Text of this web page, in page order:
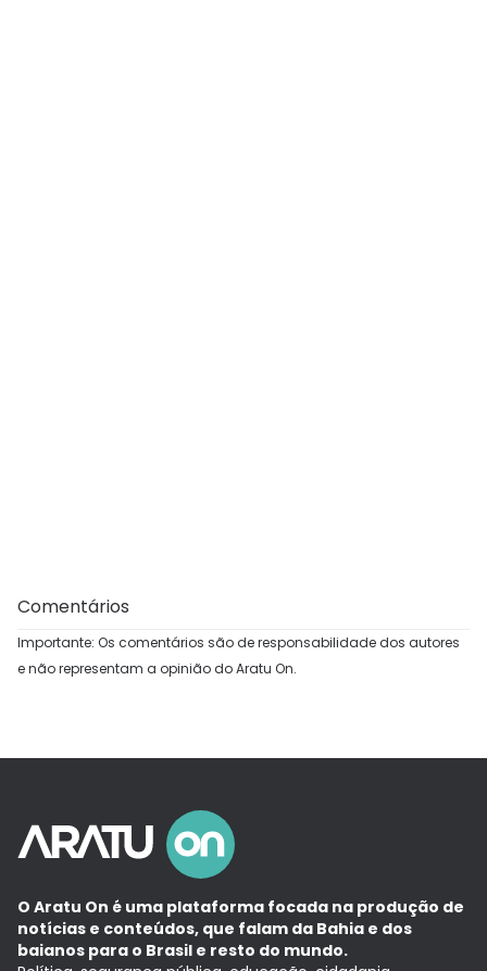
Comentários
Importante: Os comentários são de responsabilidade dos autores
e não representam a opinião do Aratu On.
O Aratu On é uma plataforma focada na produção de
notícias e conteúdos, que falam da Bahia e dos
baianos para o Brasil e resto do mundo.